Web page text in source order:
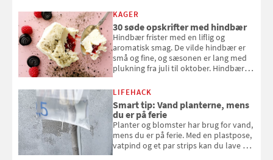
KAGER
30 søde opskrifter med hindbær
Hindbær frister med en liflig og
aromatisk smag. De vilde hindbær er
små og fine, og sæsonen er lang med
plukning fra juli til oktober. Hindbær
kan bruge dine hindbær i alt fra
bagværk og salater til is og syltning.
LIFEHACK
Smart tip: Vand planterne, mens
du er på ferie
Planter og blomster har brug for vand,
mens du er på ferie. Med en plastpose,
vatpind og et par strips kan du lave dit